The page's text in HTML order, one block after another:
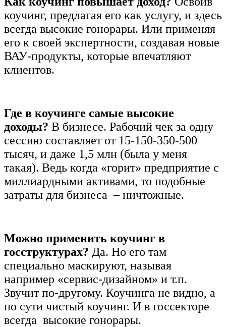
коучинг, предлагая его как услугу, и здесь
всегда высокие гонорары. Или применяя
его к своей экспертности, создавая новые
ВАУ-продукты, которые впечатляют
клиентов.
Где в коучинге самые высокие
доходы? В бизнесе. Рабочий чек за одну
сессию составляет от 15-150-350-500
тысяч, и даже 1,5 млн (была у меня
такая). Ведь когда «горит» предприятие с
миллиардными активами, то подобные
затраты для бизнеса – ничтожные.
Можно применить коучинг в
госструктурах? Да. Но его там
специально маскируют, называя
например «сервис-дизайном» и т.п.
Звучит по-другому. Коучинга не видно, а
по сути чистый коучинг. И в госсекторе
всегда высокие гонорары.